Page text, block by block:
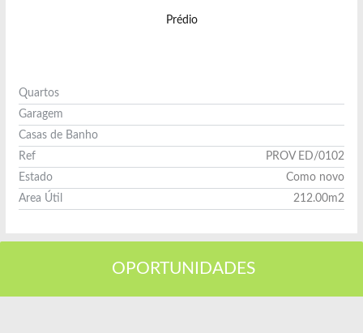
Prédio
Quartos
Garagem
Casas de Banho
Ref
PROV ED/0102
Estado
Como novo
Area Útil
212.00m2
OPORTUNIDADES